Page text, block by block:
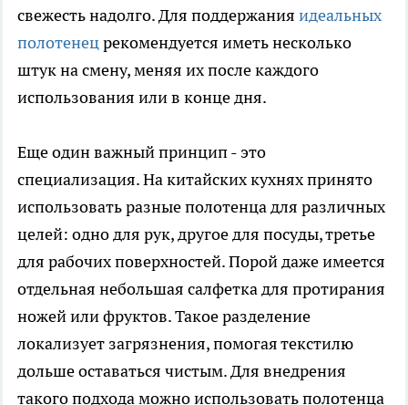
свежесть надолго. Для поддержания идеальных
полотенецрекомендуется иметь несколько
штук на смену, меняя их после каждого
использования или в конце дня.
Еще один важный принцип - это
специализация. На китайских кухнях принято
использовать разные полотенца для различных
целей: одно для рук, другое для посуды, третье
для рабочих поверхностей. Порой даже имеется
отдельная небольшая салфетка для протирания
ножей или фруктов. Такое разделение
локализует загрязнения, помогая текстилю
дольше оставаться чистым. Для внедрения
такого подхода можно использовать полотенца